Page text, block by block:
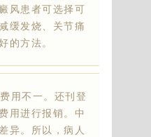
风患者可选择可
缓发烧、关节痛
的方法。
用不一。还刊登
用进行报销。中
异。所以，病人